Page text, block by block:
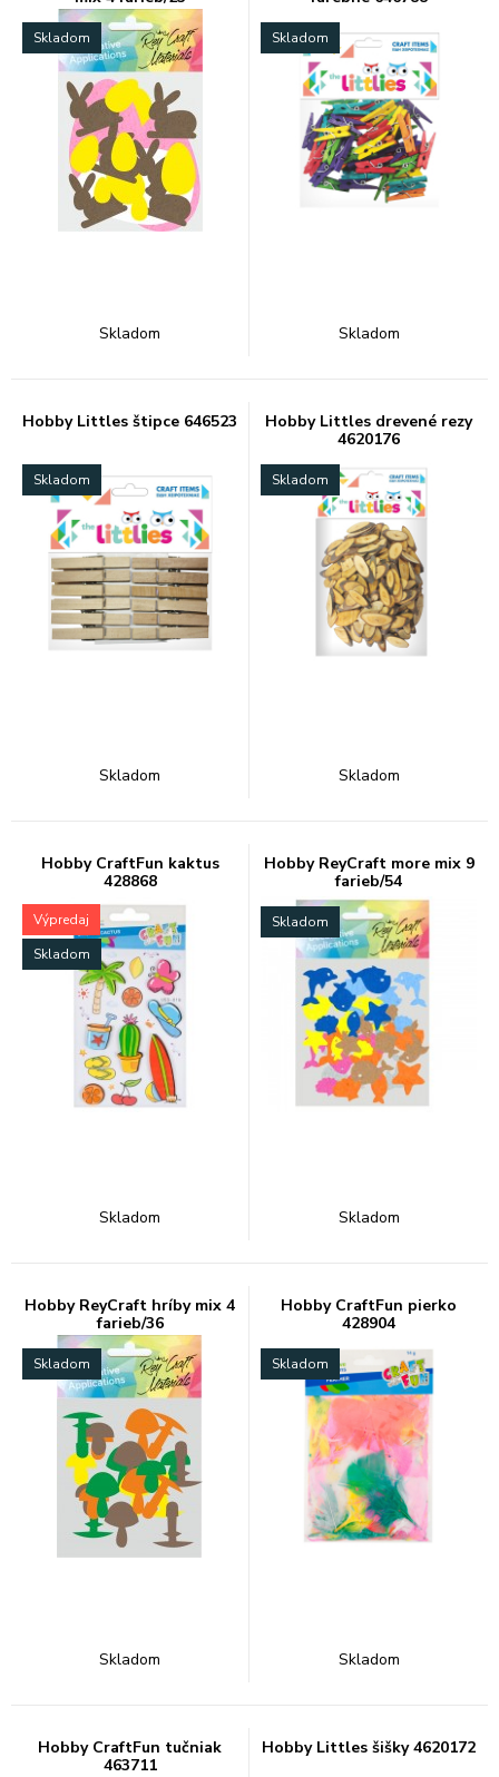
Skladom
Skladom
Skladom
Skladom
Hobby Littles štipce 646523
Skladom
Skladom
Hobby Littles drevené rezy
4620176
Skladom
Skladom
Hobby CraftFun kaktus
428868
Výpredaj
Skladom
Skladom
Hobby ReyCraft more mix 9
farieb/54
Skladom
Skladom
Hobby ReyCraft hríby mix 4
farieb/36
Skladom
Skladom
Hobby CraftFun pierko
428904
Skladom
Skladom
Hobby CraftFun tučniak
463711
Hobby Littles šišky 4620172